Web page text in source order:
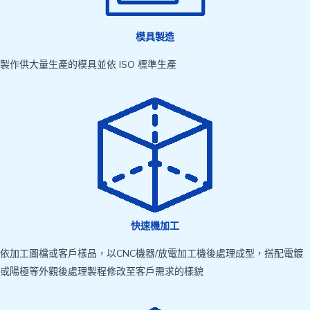
模具製造
製作供大量生產的模具並依 ISO 標準生產
快速機加工
依加工圖檔或客戶樣品，以CNC機器/放電加工機後處理成型，搭配電鍍
或陽極等外觀後處理製程修改至客戶需求的樣貌